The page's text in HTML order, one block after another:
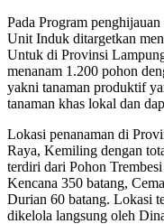
Pada Program
Unit Induk ditargetkan
Untuk di Provinsi
menanam 1.200 pohon
yakni tanaman produktif
tanaman khas lokal dan
Lokasi penanaman di
Raya, Kemiling dengan
terdiri dari Pohon
Kencana 350 batang,
Durian 60 batang. Lokasi
dikelola langsung oleh